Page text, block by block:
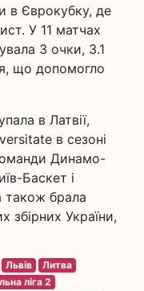
в Єврокубку, де
У 11 матчах
3 очки, 3.1
що допомогло
в Латвії,
в сезоні
Динамо-
Баскет і
також брала
збірних України,
Львів
Литва
ліга 2